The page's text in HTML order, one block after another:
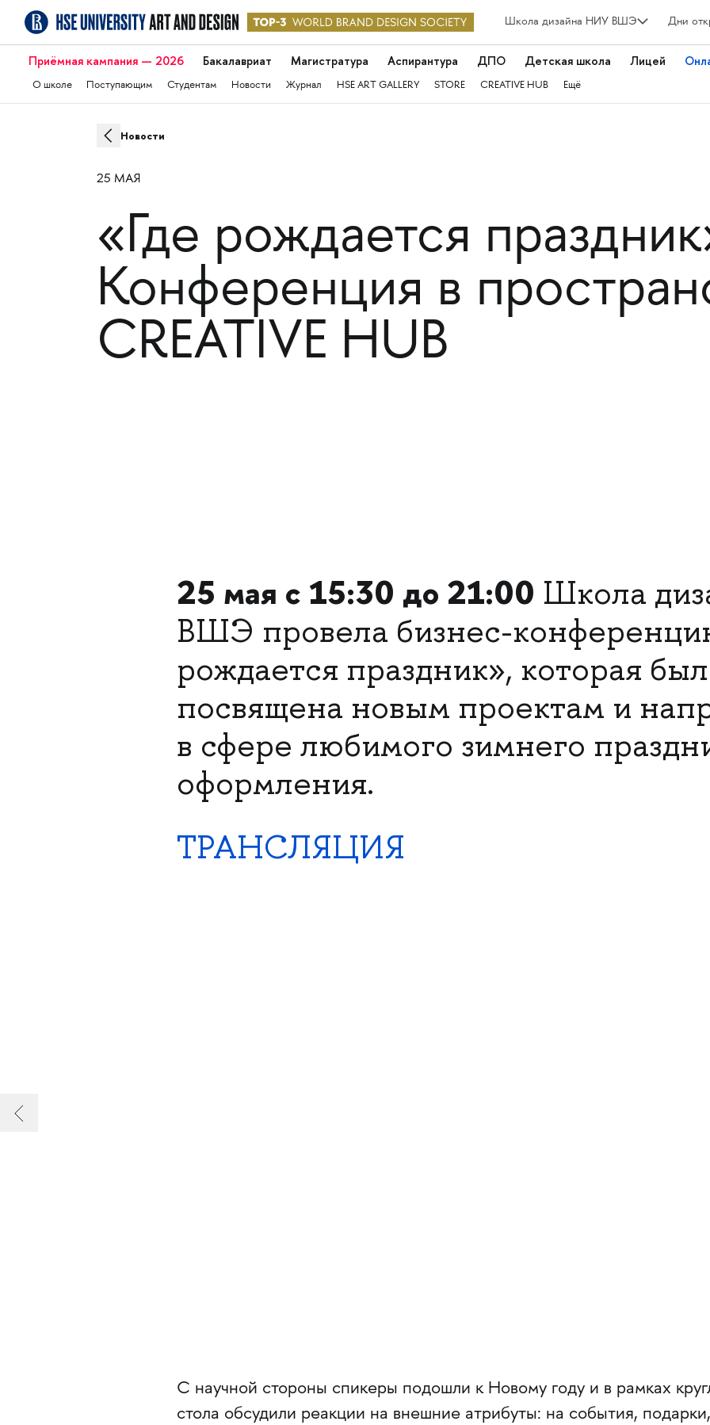
Школа дизайна НИУ ВШЭ Дни
Приёмная кампания — 2026 Бакалавриат Магистратура Аспирантура ДПО Детская школа Лицей
О школе Поступающим Студентам Новости Журнал HSE ART GALLERY STORE CREATIVE HUB Ещё
Новости
25 МАЯ
«Где рождается
Конференция в
CREATIVE HUB
25 мая с 15:30 до 21:00 Школа
ВШЭ провела бизнес-
рождается праздник», которая
посвящена новым проектам и
в сфере любимого зимнего
оформления.
ТРАНСЛЯЦИЯ
С научной стороны спикеры подошли к Новому году и в рамках
стола обсудили реакции на внешние атрибуты: на события, подарки,